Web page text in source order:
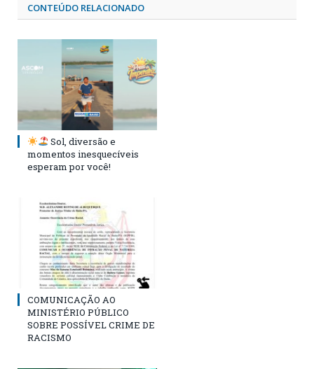
CONTEÚDO RELACIONADO
Sol, diversão e
momentos inesquecíveis
esperam por você!
COMUNICAÇÃO AO
MINISTÉRIO PÚBLICO
SOBRE POSSÍVEL CRIME DE
RACISMO